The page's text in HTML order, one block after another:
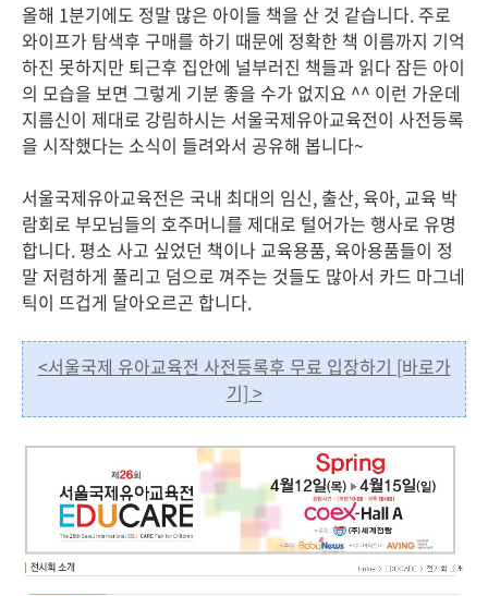
올해 1분기에도 정말 많은 아이들 책을 산 것 같습니다. 주로
와이프가 탐색후 구매를 하기 때문에 정확한 책 이름까지 기억
하진 못하지만 퇴근후 집안에 널부러진 책들과 읽다 잠든 아이
의 모습을 보면 그렇게 기분 좋을 수가 없지요 ^^ 이런 가운데
지름신이 제대로 강림하시는 서울국제유아교육전이 사전등록
을 시작했다는 소식이 들려와서 공유해 봅니다~
서울국제유아교육전은 국내 최대의 임신, 출산, 육아, 교육 박
람회로 부모님들의 호주머니를 제대로 털어가는 행사로 유명
합니다. 평소 사고 싶었던 책이나 교육용품, 육아용품들이 정
말 저렴하게 풀리고 덤으로 껴주는 것들도 많아서 카드 마그네
틱이 뜨겁게 달아오르곤 합니다.
<서울국제 유아교육전 사전등록후 무료 입장하기 [바로가
기] >